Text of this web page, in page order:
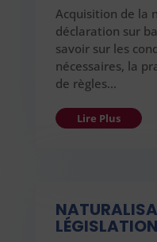
Acquisition de la
déclaration sur
savoir sur les
nécessaires, la
de règles…
Lire Plus
LÉGISLATION